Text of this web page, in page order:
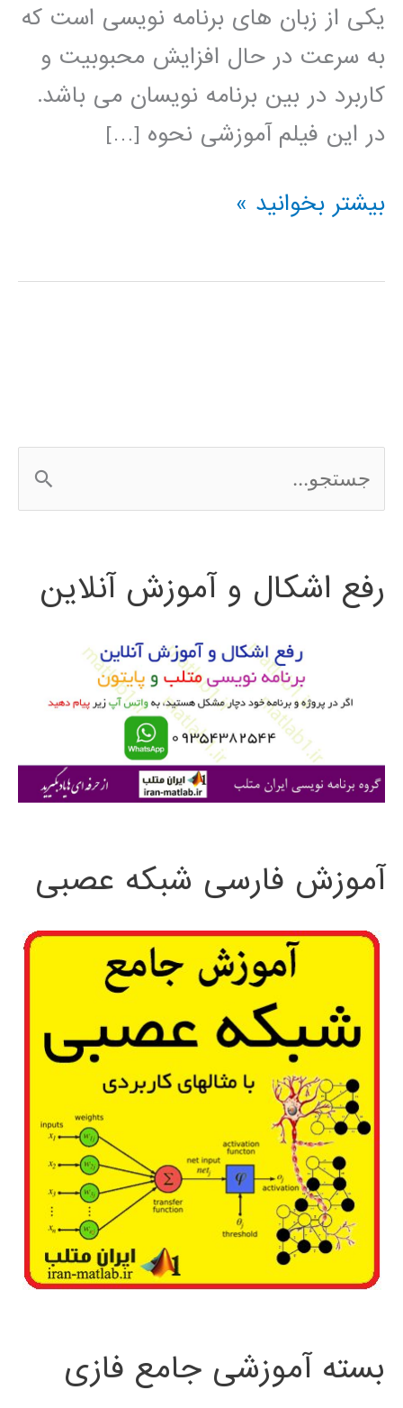
یکی از زبان های برنامه نویسی است که
به سرعت در حال افزایش محبوبیت و
کاربرد در بین برنامه نویسان می باشد.
در این فیلم آموزشی نحوه […]
شناسایی
در
بیشتر بخوانید »
س
ج
ی
رفع اشکال و آموزش آنلاین
آموزش فارسی شبکه عصبی
بسته آموزشی جامع فازی